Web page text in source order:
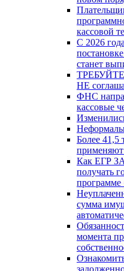
кассовой
С 2026
станет
НЕ
ФНС
кассовые
Более 41,5
Как ЕГР
получать
программе
сумма
момента